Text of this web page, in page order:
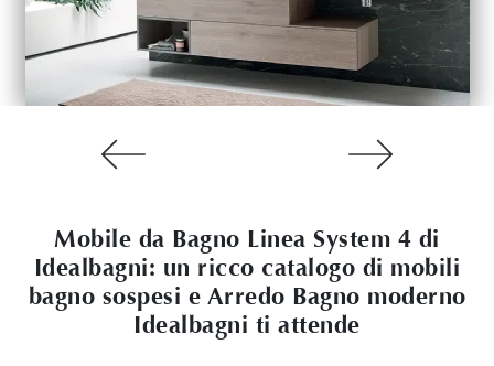
Mobile da Bagno Linea System 4 di
Idealbagni: un ricco catalogo di mobili
bagno sospesi e Arredo Bagno moderno
Idealbagni ti attende